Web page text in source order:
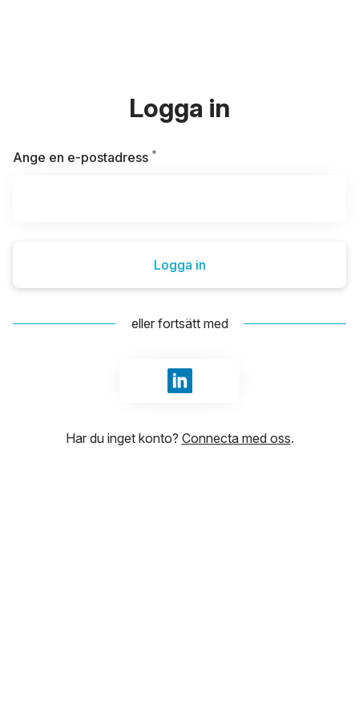
Logga in
Ange en e-postadress *
Logga in
eller fortsätt med
Logga in med LinkedIn
Har du inget konto? Connecta med oss.